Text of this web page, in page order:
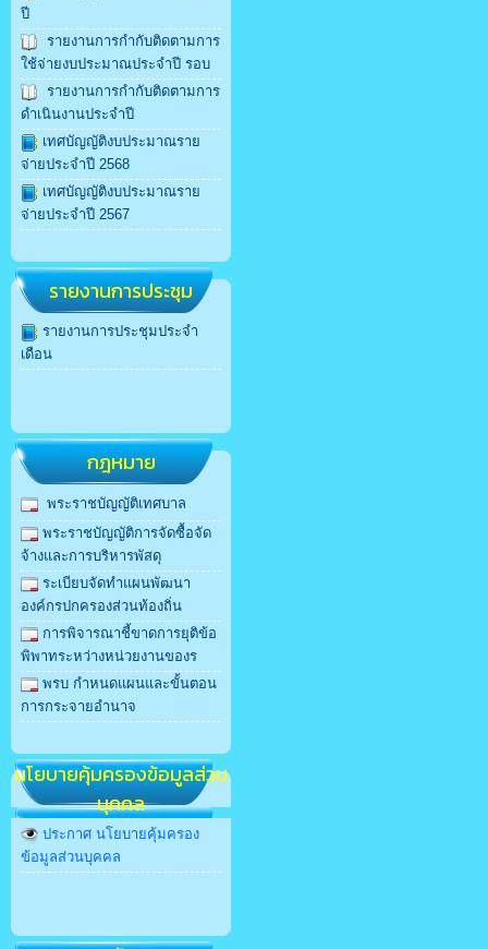
ปี
รายงานการกำกับติดตามการ
ใช้จ่ายงบประมาณประจำปี รอบ
รายงานการกำกับติดตามการ
ดำเนินงานประจำปี
เทศบัญญัติงบประมาณราย
จ่ายประจำปี 2568
เทศบัญญัติงบประมาณราย
จ่ายประจำปี 2567
รายงานการประชุม
รายงานการประชุมประจำ
เดือน
กฎหมาย
พระราชบัญญัติเทศบาล
พระราชบัญญัติการจัดซื้อจัด
จ้างและการบริหารพัสดุ
ระเบียบจัดทำแผนพัฒนา
องค์กรปกครองส่วนท้องถิ่น
การพิจารณาชี้ขาดการยุติข้อ
พิพาทระหว่างหน่วยงานของร
พรบ กําหนดแผนและขั้นตอน
การกระจายอํานาจ
นโยบายคุ้มครองข้อมูลส่วน
บุคคล
ประกาศ นโยบายคุ้มครอง
ข้อมูลส่วนบุคคล